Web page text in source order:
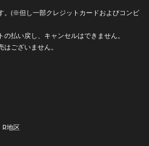
。(※但し一部クレジットカードおよびコンビ
払い戻し、キャンセルはできません。
ございません。
地区